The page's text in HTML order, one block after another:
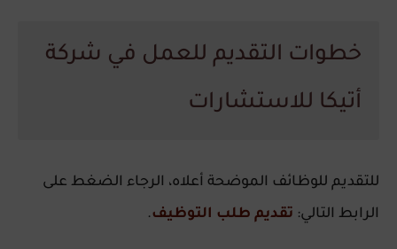
خطوات التقديم للعمل في شركة
أتيكا للاستشارات
للتقديم للوظائف الموضحة أعلاه، الرجاء الضغط على
الرابط التالي: تقديم طلب التوظيف.